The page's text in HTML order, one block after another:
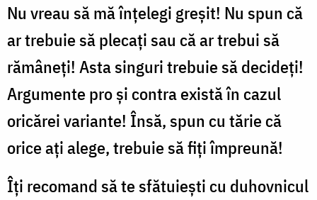
Nu vreau să mă înțelegi greșit! Nu spun că
ar trebuie să plecați sau că ar trebui să
rămâneți! Asta singuri trebuie să decideți!
Argumente pro și contra există în cazul
oricărei variante! Însă, spun cu tărie că
orice ați alege, trebuie să fiți împreună!
Îți recomand să te sfătuiești cu duhovnicul